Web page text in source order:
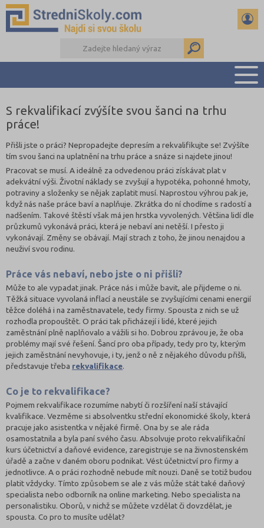
PŘEHLED ŠKOL
DŮLEŽITÉ TERMÍNY
REFERÁTY A SEMINÁRKY
DALŠÍ DRUHY ŠKOL
S rekvalifikací zvýšíte svou šanci na trhu
práce!
Přišli jste o práci? Nepropadejte depresím a rekvalifikujte se! Zvýšíte
tím svou šanci na uplatnění na trhu práce a snáze si najdete jinou!
Pracovat se musí. A ideálně za odvedenou práci získávat plat v
adekvátní výši. Životní náklady se zvyšují a hypotéka, pohonné hmoty,
potraviny a složenky se nějak zaplatit musí. Naprostou výhrou pak je,
když nás naše práce baví a naplňuje. Zkrátka do ní chodíme s radostí a
nadšením. Takové štěstí však má jen hrstka vyvolených. Většina lidí dle
průzkumů vykonává práci, která je nebaví ani netěší. I přesto ji
vykonávají. Změny se obávají. Mají strach z toho, že jinou nenajdou a
neuživí svou rodinu.
Práce vás nebaví, nebo jste o ni přišli?
Může to ale vypadat jinak. Práce nás i může bavit, ale přijdeme o ni.
Těžká situace vyvolaná inflací a neustále se zvyšujícími cenami energií
těžce doléhá i na zaměstnavatele, tedy firmy. Spousta z nich se už
rozhodla propouštět. O práci tak přicházejí i lidé, které jejich
zaměstnání plně naplňovalo a vážili si ho. Dobrou zprávou je, že oba
problémy mají své řešení. Šancí pro oba případy, tedy pro ty, kterým
jejich zaměstnání nevyhovuje, i ty, jenž o ně z nějakého důvodu přišli,
představuje třeba rekvalifikace.
Co je to rekvalifikace?
Pojmem rekvalifikace rozumíme nabytí či rozšíření naší stávající
kvalifikace. Vezměme si absolventku střední ekonomické školy, která
pracuje jako asistentka v nějaké firmě. Ona by se ale ráda
osamostatnila a byla paní svého času. Absolvuje proto rekvalifikační
kurs účetnictví a daňové evidence, zaregistruje se na živnostenském
úřadě a začne v daném oboru podnikat. Vést účetnictví pro firmy a
jednotlivce. A o práci rozhodně nebude mít nouzi. Daně se totiž budou
platit vždycky. Tímto způsobem se ale z vás může stát také daňový
specialista nebo odborník na online marketing. Nebo specialista na
personalistiku. Oborů, v nichž se můžete vzdělat či dovzdělat, je
spousta. Co pro to musíte udělat?